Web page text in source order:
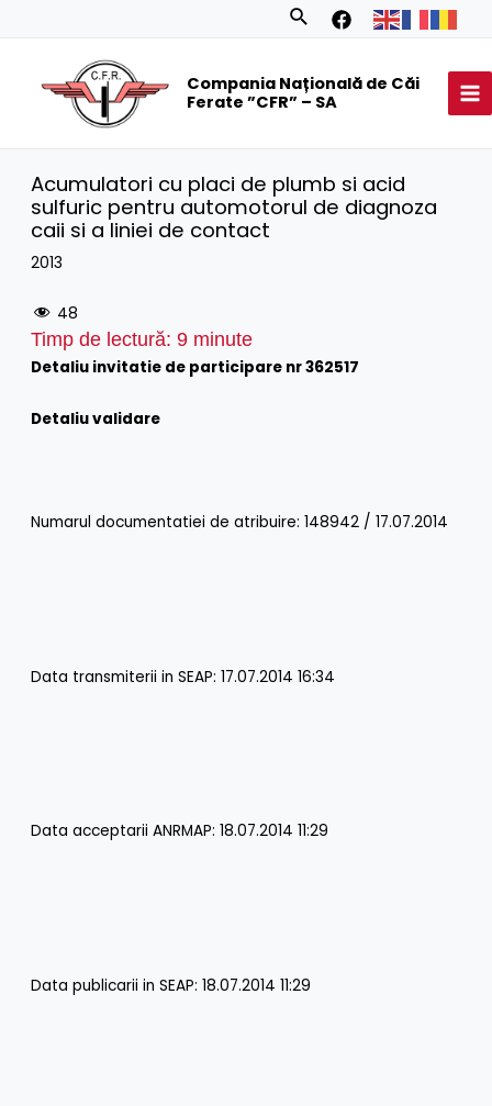
Search
Compania Națională de Căi
Ferate ”CFR” – SA
Acumulatori cu placi de plumb si acid
sulfuric pentru automotorul de diagnoza
caii si a liniei de contact
2013
48
Timp de lectură:9 minute
Detaliu invitatie de participare nr 362517
Detaliu validare
Numarul documentatiei de atribuire: 148942 / 17.07.2014
Data transmiterii in SEAP: 17.07.2014 16:34
Data acceptarii ANRMAP: 18.07.2014 11:29
Data publicarii in SEAP: 18.07.2014 11:29